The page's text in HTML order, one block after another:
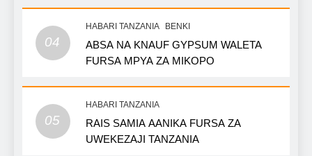
04
HABARI TANZANIA BENKI
ABSA NA KNAUF GYPSUM WALETA
FURSA MPYA ZA MIKOPO
05
HABARI TANZANIA
RAIS SAMIA AANIKA FURSA ZA
UWEKEZAJI TANZANIA